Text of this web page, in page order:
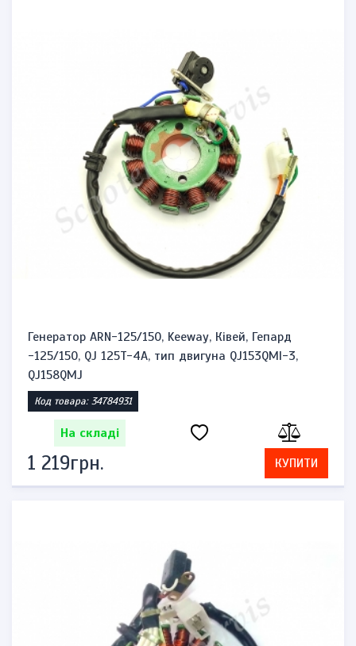
Генератор ARN-125/150, Keeway, Ківей, Гепард
-125/150, QJ 125T-4A, тип двигуна QJ153QMI-3,
QJ158QMJ
Код товара: 34784931
На складі
1 219грн. КУПИТИ